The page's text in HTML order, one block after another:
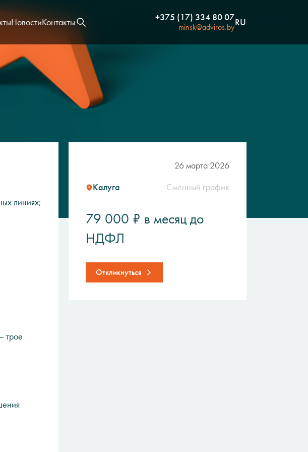
НовостиКонтакты +375 (17) 334 80 07
minsk@adviros.byRU
линиях;
трое
26 марта 2026
Калуга
Сменный график
79 000 ₽ в месяц до
НДФЛ
Откликнуться